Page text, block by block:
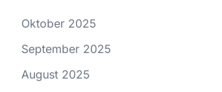
Oktober 2025
September 2025
August 2025